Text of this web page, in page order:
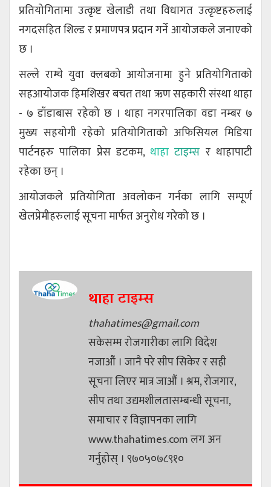
प्रतियोगितामा उत्कृष्ट खेलाडी तथा विधागत उत्कृष्टहरुलाई
नगदसहित शिल्ड र प्रमाणपत्र प्रदान गर्ने आयोजकले जनाएको
छ ।
सल्ले राम्चे युवा क्लबको आयोजनामा हुने प्रतियोगिताको
सहआयोजक हिमशिखर बचत तथा ऋण सहकारी संस्था थाहा
- ७ डाँडाबास रहेको छ । थाहा नगरपालिका वडा नम्बर ७
मुख्य सहयोगी रहेको प्रतियोगिताको अफिसियल मिडिया
पार्टनहरु पालिका प्रेस डटकम,थाहा टाइम्स र थाहापाटी
रहेका छन् ।
आयोजकले प्रतियोगिता अवलोकन गर्नका लागि सम्पूर्ण
खेलप्रेमीहरुलाई सूचना मार्फत अनुरोध गरेको छ ।
थाहा टाइम्स
thahatimes@gmail.com
सकेसम्म रोजगारीका लागि विदेश
नजाऔं । जानै परे सीप सिकेर र सही
सूचना लिएर मात्र जाऔं । श्रम, रोजगार,
सीप तथा उद्यमशीलतासम्बन्धी सूचना,
समाचार र विज्ञापनका लागि
www.thahatimes.com लग अन
गर्नुहोस् । ९७०५०७८९१०